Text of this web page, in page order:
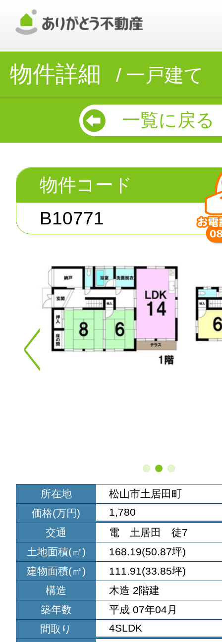
物件詳細 一戸建て
一覧に戻る
物件コード
B10771
所在地
松山市土居田町
価格(万円)
1,780
交通
電 土居田 徒7
土地面積(㎡)
168.19(50.87坪)
建物面積(㎡)
111.91(33.85坪)
構造
木造 2階建
築年数
平成 07年04月
間取り
4SLDK